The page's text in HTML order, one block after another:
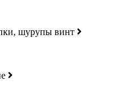
шурупы винт